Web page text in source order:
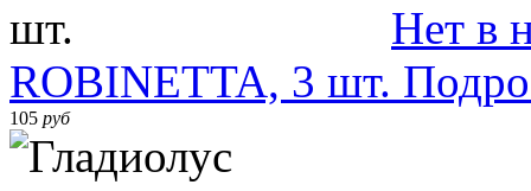
Нет в
ROBINETTA, 3 шт.
105 руб